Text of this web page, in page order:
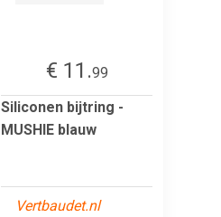
€ 11.99
Siliconen bijtring -
MUSHIE blauw
Vertbaudet.nl